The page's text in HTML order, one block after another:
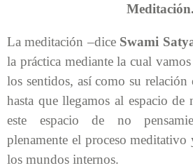
Meditación.
La meditación –dice Swami
la práctica mediante la cual
los sentidos, así como su
hasta que llegamos al espacio de
este espacio de no
plenamente el proceso
los mundos internos.